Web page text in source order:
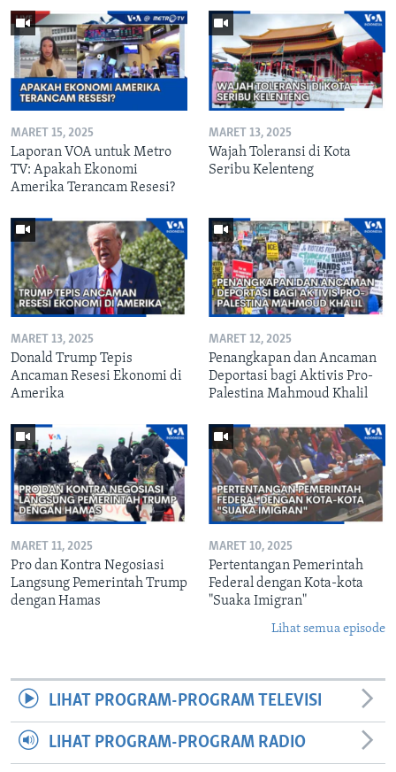
MARET 15, 2025
Laporan VOA untuk Metro
TV: Apakah Ekonomi
Amerika Terancam Resesi?
MARET 13, 2025
Wajah Toleransi di Kota
Seribu Kelenteng
MARET 13, 2025
Donald Trump Tepis
Ancaman Resesi Ekonomi di
Amerika
MARET 12, 2025
Penangkapan dan Ancaman
Deportasi bagi Aktivis Pro-
Palestina Mahmoud Khalil
MARET 11, 2025
Pro dan Kontra Negosiasi
Langsung Pemerintah Trump
dengan Hamas
MARET 10, 2025
Pertentangan Pemerintah
Federal dengan Kota-kota
"Suaka Imigran"
Lihat semua episode
LIHAT PROGRAM-PROGRAM TELEVISI
LIHAT PROGRAM-PROGRAM RADIO